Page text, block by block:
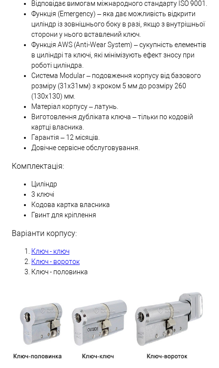
Відповідає вимогам міжнародного стандарту ISO 9001.
Функція (Emergency) – яка дає можливість відкрити
циліндр із зовнішнього боку в разі, якщо з внутрішньої
сторони у нього вставлений ключ.
Функція AWS (Anti-Wear System) – сукупність елементів
в циліндрі та ключі, які мінімізують ефект зносу при
роботі циліндра.
Система Modular – подовження корпусу від базового
розміру (31х31мм) з кроком 5 мм до розміру 260
(130х130) мм.
Матеріал корпусу – латунь.
Виготовлення дубліката ключа – тільки по кодовій
картці власника.
Гарантія – 12 місяців.
Довічне сервісне обслуговування.
Комплектація:
Циліндр
3 ключі
Кодова картка власника
Гвинт для кріплення
Варіанти корпусу:
Ключ - ключ
Ключ - вороток
Ключ - половинка